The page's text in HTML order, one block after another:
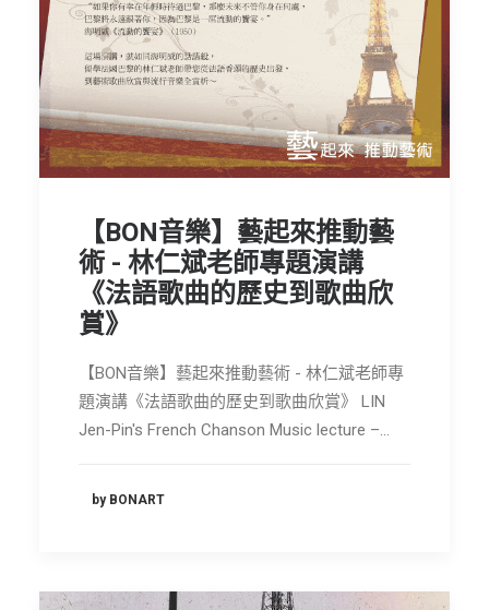
【BON音樂】藝起來推動藝
術 - 林仁斌老師專題演講
《法語歌曲的歷史到歌曲欣
賞》
【BON音樂】藝起來推動藝術 - 林仁斌老師專
題演講《法語歌曲的歷史到歌曲欣賞》 LIN
Jen-Pin's French Chanson Music lecture –…
by BONART